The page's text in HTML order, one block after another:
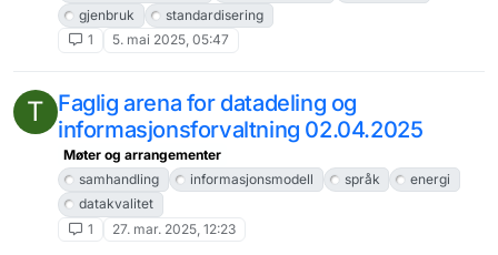
gjenbruk
standardisering
1
5. mai 2025, 05:47
T Faglig arena for datadeling og
informasjonsforvaltning 02.04.2025
Møter og arrangementer
samhandling
informasjonsmodell språk
energi
datakvalitet
1
27. mar. 2025, 12:23